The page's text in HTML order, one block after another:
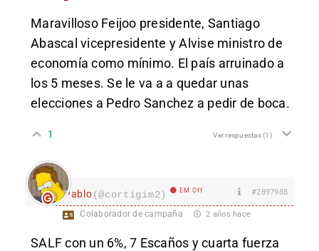
Maravilloso Feijoo presidente, Santiago
Abascal vicepresidente y Alvise ministro de
economía como mínimo. El país arruinado a
los 5 meses. Se le va a a quedar unas
elecciones a Pedro Sanchez a pedir de boca.
1 Ver respuestas(1)
Pablo(@cortigim2) EM Off #2897988
Colaborador de campaña 2 años hace
SALF con un 6%, 7 Escaños y cuarta fuerza